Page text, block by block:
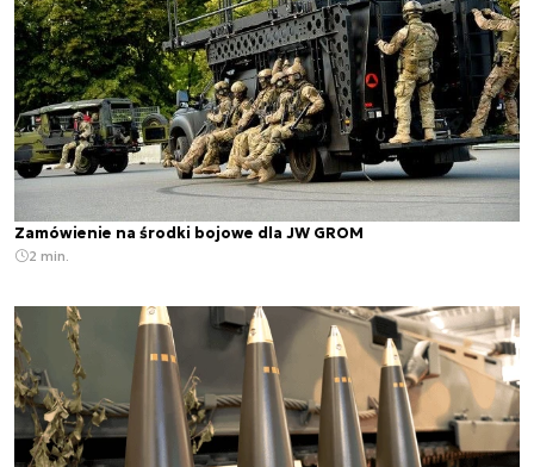
Zamówienie na środki bojowe dla JW GROM
2 min.